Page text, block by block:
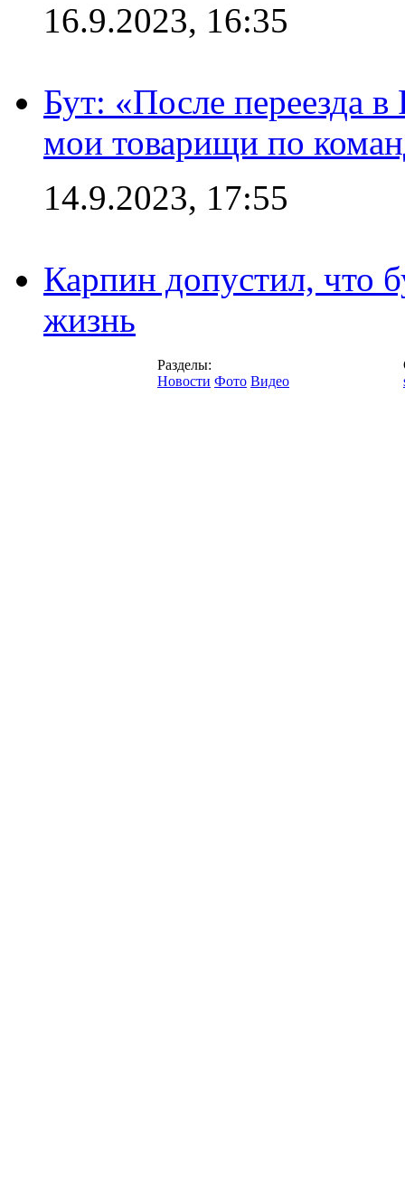
16.9.2023, 16:35
Бут: «После переезда
мои товарищи по
14.9.2023, 17:55
Карпин допустил, что
жизнь
Разделы:
Новости Фото Видео